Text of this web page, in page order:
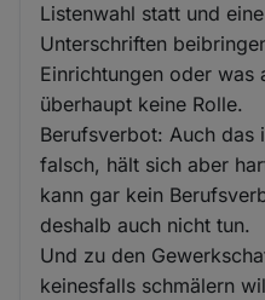
Listenwahl statt und
Unterschriften
Einrichtungen oder was
überhaupt keine Rolle.
Berufsverbot: Auch das
falsch, hält sich aber
kann gar kein
deshalb auch nicht tun.
Und zu den
keinesfalls schmälern